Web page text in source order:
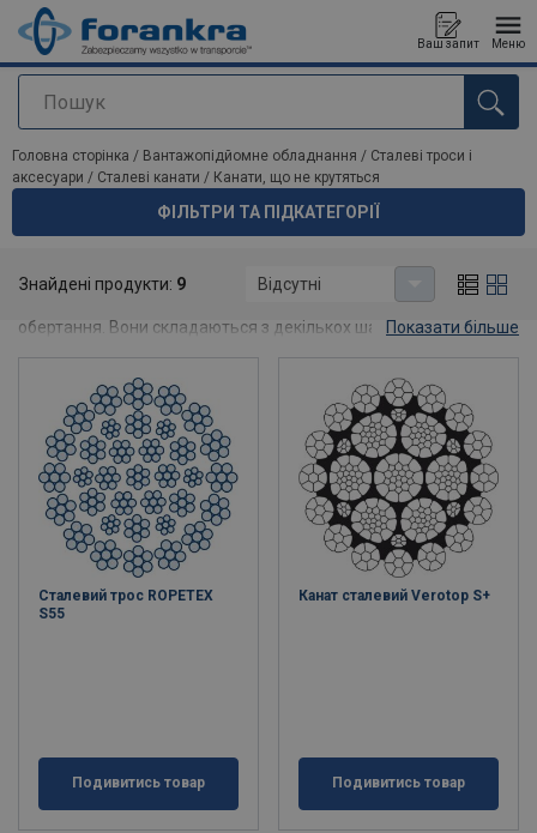
Пошук
Ваш запит Меню
added to your quote
Головна сторінка / Вантажопідйомне обладнання / Сталеві троси і
аксесуари / Сталеві канати / Канати, що не крутяться
ФІЛЬТРИ ТА ПІДКАТЕГОРІЇ
Forankra пропонує широкий асортимент канатів, стійких до
обертання. Вони складаються з декількох шарів переплетень,
обертання. Сталеві троси, стійкі до обертання, підходять для
підйому вантажів на великих висотах, наприклад, в різних
типах кранів.
Показати більше
Знайдені продукти: 9 Відсутні
Сталевий трос ROPETEX
S55
Подивитись товар
Канат сталевий Verotop S+
Подивитись товар